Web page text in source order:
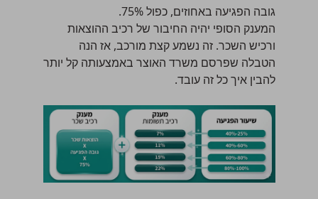
גובה הפגיעה באחוזים, כפול 75%.
המענק הסופי יהיה החיבור של רכיב ההוצאות
ורכיש השכר. זה נשמע קצת מורכב, אז הנה
הטבלה שפרסם משרד האוצר באמצעותה קל יותר
להבין איך כל זה עובד.